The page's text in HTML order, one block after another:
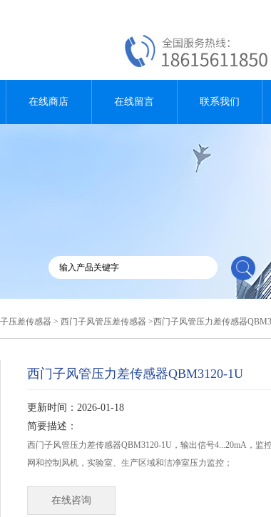
在线商店 在线留言 联系我们
压差传感器 > 西门子风管压差传感器 >西门子风管压力差传感器QBM3120-
西门子风管压力差传感器QBM3120-1U
更新时间：2026-01-18
简要描述：
西门子风管压力差传感器QBM3120-1U，输出信号4...20mA，监
网和控制风机，实验室、生产区域和洁净室压力监控；
在线咨询